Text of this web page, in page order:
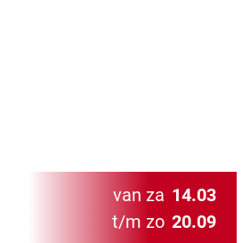
van za 14.03
t/m zo 20.09